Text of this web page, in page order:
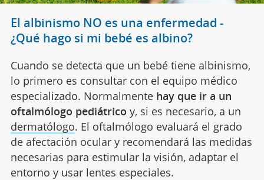
El albinismo NO es una enfermedad -
¿Qué hago si mi bebé es albino?
Cuando se detecta que un bebé tiene albinismo,
lo primero es consultar con el equipo médico
especializado. Normalmente hay que ir a un
oftalmólogo pediátrico y, si es necesario, a un
dermatólogo. El oftalmólogo evaluará el grado
de afectación ocular y recomendará las medidas
necesarias para estimular la visión, adaptar el
entorno y usar lentes especiales.